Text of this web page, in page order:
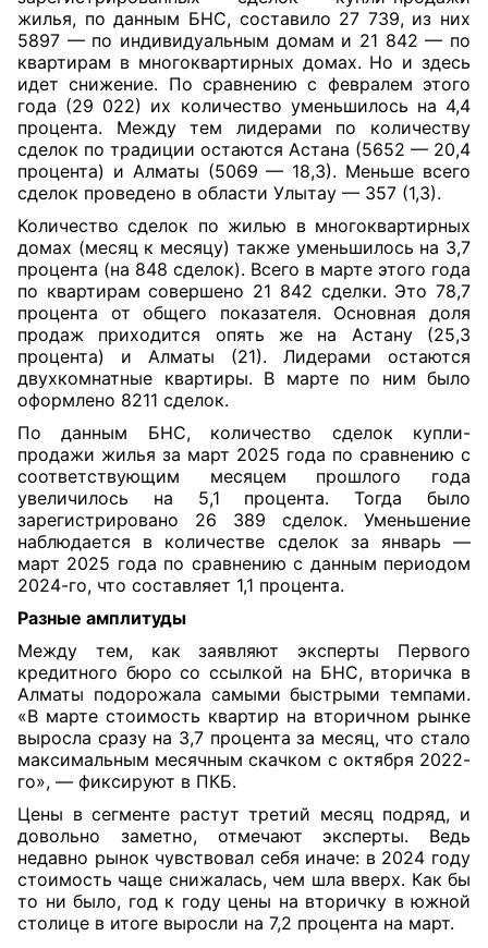
жилья, по данным БНС, составило 27 739, из них
5897 — по индивидуальным домам и 21 842 — по
квартирам в многоквартирных домах. Но и здесь
идет снижение. По сравнению с февралем этого
года (29 022) их количество уменьшилось на 4,4
процента. Между тем лидерами по количеству
сделок по традиции остаются Астана (5652 — 20,4
процента) и Алматы (5069 — 18,3). Меньше всего
сделок проведено в области Улытау — 357 (1,3).
Количество сделок по жилью в многоквартирных
домах (месяц к месяцу) также уменьшилось на 3,7
процента (на 848 сделок). Всего в марте этого года
по квартирам совершено 21 842 сделки. Это 78,7
процента от общего показателя. Основная доля
продаж приходится опять же на Астану (25,3
процента) и Алматы (21). Лидерами остаются
двухкомнатные квартиры. В марте по ним было
оформлено 8211 сделок.
По данным БНС, количество сделок купли-
продажи жилья за март 2025 года по сравнению с
соответствующим месяцем прошлого года
увеличилось на 5,1 процента. Тогда было
зарегистрировано 26 389 сделок. Уменьшение
наблюдается в количестве сделок за январь —
март 2025 года по сравнению c данным периодом
2024-го, что составляет 1,1 процента.
Разные амплитуды
Между тем, как заявляют эксперты Первого
кредитного бюро со ссылкой на БНС, вторичка в
Алматы подорожала самыми быстрыми темпами.
«В марте стоимость квартир на вторичном рынке
выросла сразу на 3,7 процента за месяц, что стало
максимальным месячным скачком с октября 2022-
го», — фиксируют в ПКБ.
Цены в сегменте растут третий месяц подряд, и
довольно заметно, отмечают эксперты. Ведь
недавно рынок чувствовал себя иначе: в 2024 году
стоимость чаще снижалась, чем шла вверх. Как бы
то ни было, год к году цены на вторичку в южной
столице в итоге выросли на 7,2 процента на март.